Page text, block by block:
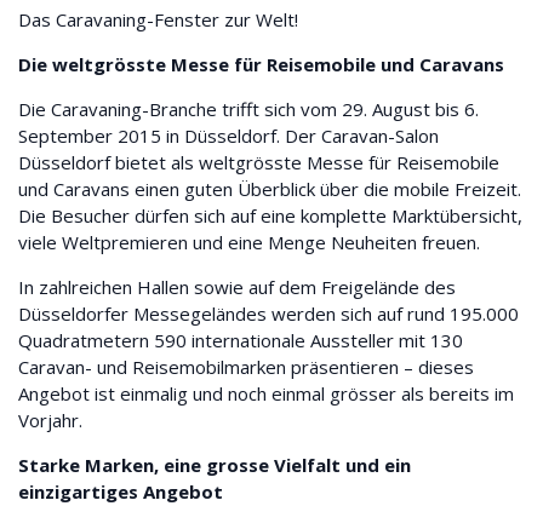
Das Caravaning-Fenster zur Welt!
Die weltgrösste Messe für Reisemobile und Caravans
Die Caravaning-Branche trifft sich vom 29. August bis 6.
September 2015 in Düsseldorf. Der Caravan-Salon
Düsseldorf bietet als weltgrösste Messe für Reisemobile
und Caravans einen guten Überblick über die mobile Freizeit.
Die Besucher dürfen sich auf eine komplette Marktübersicht,
viele Weltpremieren und eine Menge Neuheiten freuen.
In zahlreichen Hallen sowie auf dem Freigelände des
Düsseldorfer Messegeländes werden sich auf rund 195.000
Quadratmetern 590 internationale Aussteller mit 130
Caravan- und Reisemobilmarken präsentieren – dieses
Angebot ist einmalig und noch einmal grösser als bereits im
Vorjahr.
Starke Marken, eine grosse Vielfalt und ein
einzigartiges Angebot